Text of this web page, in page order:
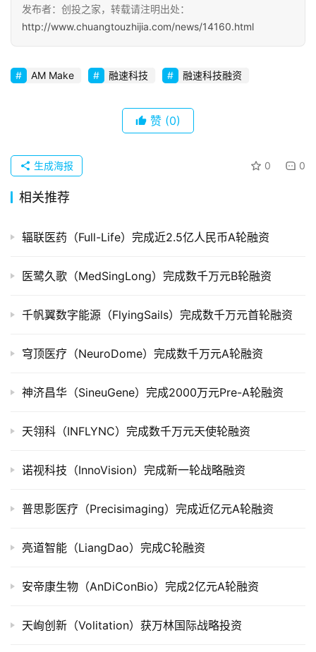
初
创
企
业
发
布
重
司
市
创
数
据
创
学
登录
投稿
发布者：创投之家，转载请注明出处：
http://www.chuangtouzhijia.com/news/14160.html
AM Make 融速科技 融速科技融资
赞 (0)
0 0
生成海报
相关推荐
辐联医药（Full-Life）完成近2.5亿人民币A轮融资
医鹭久歌（MedSingLong）完成数千万元B轮融资
千帆翼数字能源（FlyingSails）完成数千万元首轮融资
穹顶医疗（NeuroDome）完成数千万元A轮融资
神济昌华（SineuGene）完成2000万元Pre-A轮融资
天翎科（INFLYNC）完成数千万元天使轮融资
诺视科技（InnoVision）完成新一轮战略融资
普思影医疗（Precisimaging）完成近亿元A轮融资
亮道智能（LiangDao）完成C轮融资
安帝康生物（AnDiConBio）完成2亿元A轮融资
天峋创新（Volitation）获万林国际战略投资